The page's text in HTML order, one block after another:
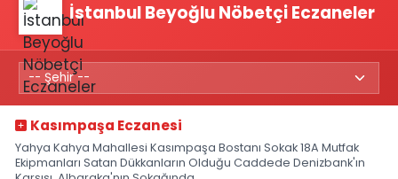
İstanbul Beyoğlu Nöbetçi Eczaneler
Kasımpaşa Eczanesi
Yahya Kahya Mahallesi Kasımpaşa Bostanı Sokak 18A Mutfak
Ekipmanları Satan Dükkanların Olduğu Caddede Denizbank'ın